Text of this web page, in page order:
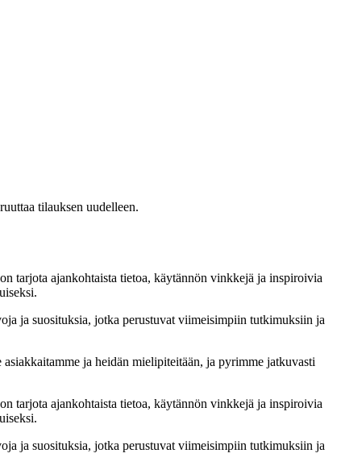
tilauksen uudelleen.
tarjota ajankohtaista tietoa, käytännön vinkkejä ja inspiroivia
ja suosituksia, jotka perustuvat viimeisimpiin tutkimuksiin ja
ja heidän mielipiteitään, ja pyrimme jatkuvasti
tarjota ajankohtaista tietoa, käytännön vinkkejä ja inspiroivia
ja suosituksia, jotka perustuvat viimeisimpiin tutkimuksiin ja